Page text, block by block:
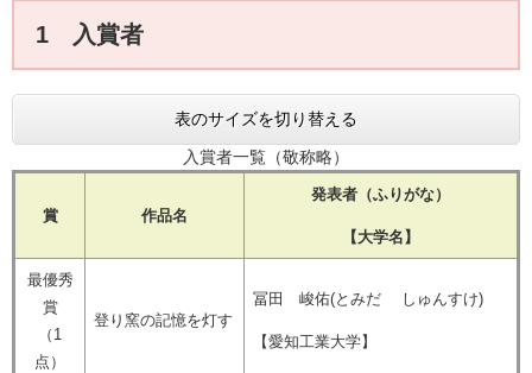
1 入賞者
表のサイズを切り替える
入賞者一覧（敬称略）
賞 作品名
発表者（ふりがな）
【大学名】
最優秀
賞
（1
点）
登り窯の記憶を灯す
冨田 峻佑(とみだ しゅんすけ)
【愛知工業大学】